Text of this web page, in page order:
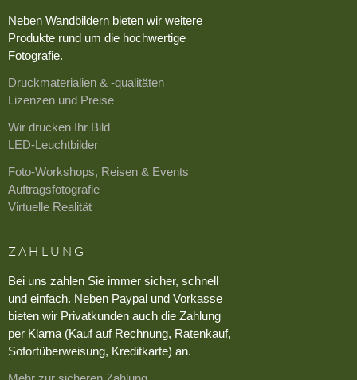
Neben Wandbildern bieten wir weitere
Produkte rund um die hochwertige
Fotografie.
Druckmaterialien & -qualitäten
Lizenzen und Preise
Wir drucken Ihr Bild
LED-Leuchtbilder
Foto-Workshops, Reisen & Events
Auftragsfotografie
Virtuelle Realität
ZAHLUNG
Bei uns zahlen Sie immer sicher, schnell
und einfach. Neben Paypal und Vorkasse
bieten wir Privatkunden auch die Zahlung
per Klarna (Kauf auf Rechnung, Ratenkauf,
Sofortüberweisung, Kreditkarte) an.